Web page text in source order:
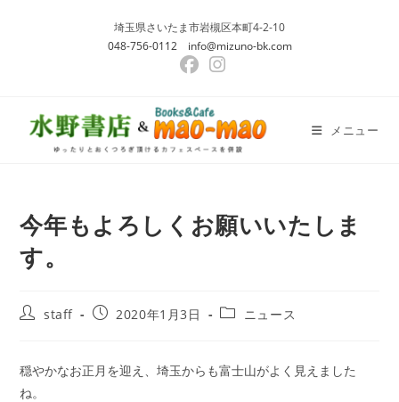
埼玉県さいたま市岩槻区本町4-2-10
048-756-0112
info@mizuno-bk.com
メニュー
今年もよろしくお願いいたしま
す。
投
staff
投
開
日:
2020年1月3日
投
テ
ゴ
ニュース
穏やかなお正月を迎え、埼玉からも富士山がよく見えました
ね。